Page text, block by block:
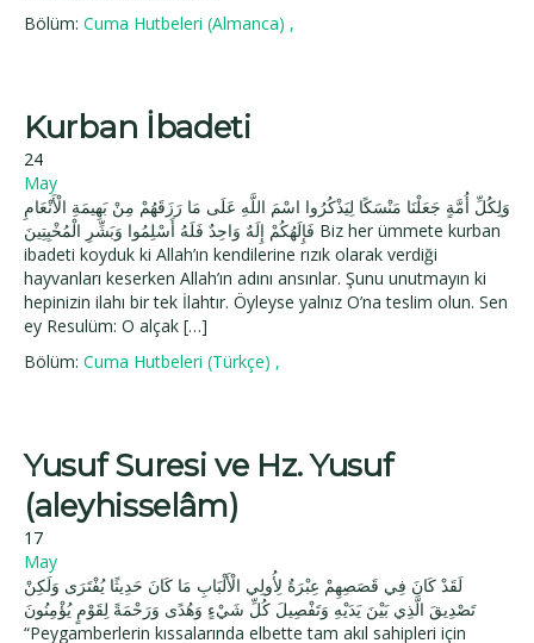
Bölüm: Cuma Hutbeleri (Almanca) ,
Kurban İbadeti
24
May
وَلِكُلِّ أُمَّةٍ جَعَلْنَا مَنْسَكًا لِيَذْكُرُوا اسْمَ اللَّهِ عَلَى مَا رَزَقَهُمْ مِنْ بَهِيمَةِ الْأَنْعَامِ
فَإِلَهُكُمْ إِلَهٌ وَاحِدٌ فَلَهُ أَسْلِمُوا وَبَشِّرِ الْمُخْبِتِينَ Biz her ümmete kurban
ibadeti koyduk ki Allah’ın kendilerine rızık olarak verdiği
hayvanları keserken Allah’ın adını ansınlar. Şunu unutmayın ki
hepinizin ilahı bir tek İlahtır. Öyleyse yalnız O’na teslim olun. Sen
ey Resulüm: O alçak […]
Bölüm: Cuma Hutbeleri (Türkçe) ,
Yusuf Suresi ve Hz. Yusuf
(aleyhisselâm)
17
May
لَقَدْ كَانَ فِي قَصَصِهِمْ عِبْرَةٌ لِأُولِي الْأَلْبَابِ مَا كَانَ حَدِيثًا يُفْتَرَى وَلَكِنْ
تَصْدِيقَ الَّذِي بَيْنَ يَدَيْهِ وَتَفْصِيلَ كُلِّ شَيْءٍ وَهُدًى وَرَحْمَةً لِقَوْمٍ يُؤْمِنُونَ
“Peygamberlerin kıssalarında elbette tam akıl sahipleri için